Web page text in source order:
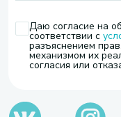
Даю согласие на
соответствии с
разъяснением
механизмом их
согласия или